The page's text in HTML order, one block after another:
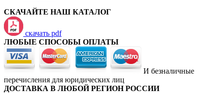
СКАЧАЙТЕ НАШ КАТАЛОГ
скачать pdf
ЛЮБЫЕ СПОСОБЫ ОПЛАТЫ
И безналичные
перечисления для юридических лиц
ДОСТАВКА В ЛЮБОЙ РЕГИОН РОССИИ